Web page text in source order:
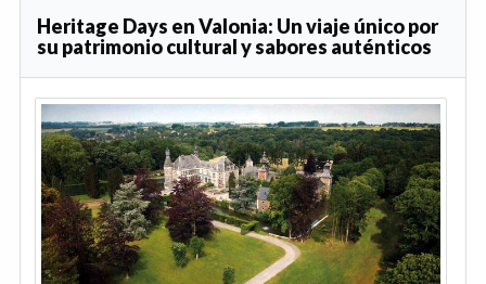
Heritage Days en Valonia: Un viaje único por
su patrimonio cultural y sabores auténticos